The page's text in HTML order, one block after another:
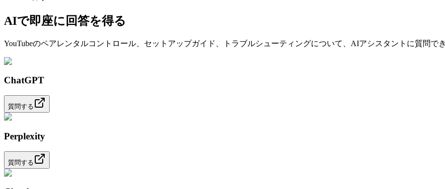
AIで即座に回答を得る
YouTubeのペアレンタルコントロール、セットアップガイド、トラブルシューティングについて、AIアシスタントに質問で
ChatGPT
質問する
Perplexity
質問する